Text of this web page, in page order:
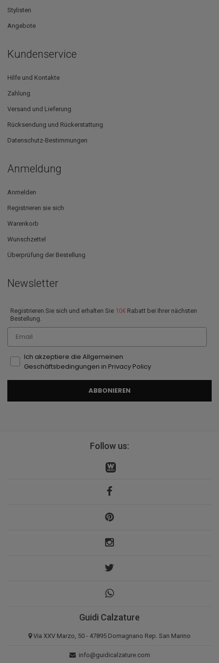
Stylisten
Angebote
Kundenservice
Hilfe und Kontakte
Zahlung
Versand und Lieferung
Rücksendung und Rückerstattung
Datenschutz-Bestimmungen
Anmeldung
Anmelden
Registrieren sie sich
Warenkorb
Wunschzettel
Überprüfung der Bestellung
Newsletter
Registrieren Sie sich und erhalten Sie 10€ Rabatt bei Ihrer nächsten
Bestellung.
Email
Ich akzeptiere die Allgemeinen
Geschäftsbedingungen in Privacy Policy
ABBONIEREN
Follow us:
Guidi Calzature
Via XXV Marzo, 50 - 47895 Domagnano Rep. San Marino
info@guidicalzature.com